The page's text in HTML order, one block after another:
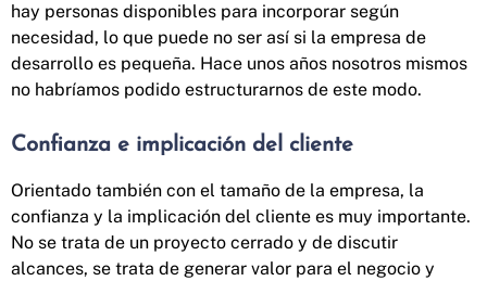
hay personas disponibles para incorporar según
necesidad, lo que puede no ser así si la empresa de
desarrollo es pequeña. Hace unos años nosotros mismos
no habríamos podido estructurarnos de este modo.
Confianza e implicación del cliente
Orientado también con el tamaño de la empresa, la
confianza y la implicación del cliente es muy importante.
No se trata de un proyecto cerrado y de discutir
alcances, se trata de generar valor para el negocio y